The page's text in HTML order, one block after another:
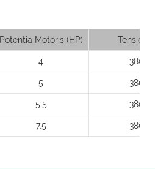
Potentia Motoris (HP) Tensio
4 380
5 380
5.5 380
7.5 380